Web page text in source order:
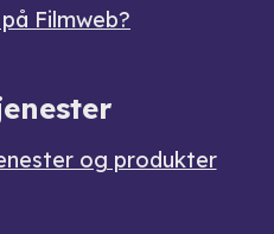
Filmweb?
og produkter